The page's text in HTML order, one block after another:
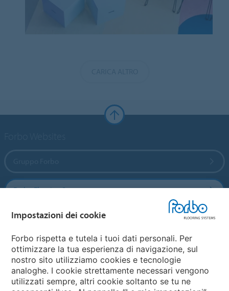
Forbo Flooring Systems
Forbo Movement Systems
Seleziona una nazione
Impostazioni dei cookie
Forbo rispetta e tutela i tuoi dati personali. Per
ottimizzare la tua esperienza di navigazione, sul
nostro sito utilizziamo cookies e tecnologie
analoghe. I cookie strettamente necessari vengono
utilizzati sempre, altri cookie soltanto se tu ne